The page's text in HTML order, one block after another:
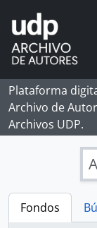
Skip to main content
Plataforma
Archivo de
Archivos UDP.
Fondos